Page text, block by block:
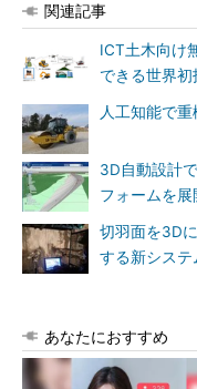
関連記事
ICT土木向け
できる世界初
人工知能で
3D自動設計
フォームを展
切羽面を3D
する新システ
あなたにおすすめ